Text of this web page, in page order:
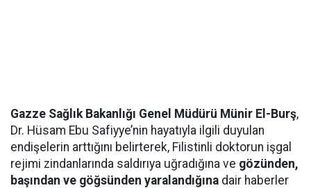
Gazze Sağlık Bakanlığı Genel Müdürü Münir El-Burş,
Dr. Hüsam Ebu Safiyye’nin hayatıyla ilgili duyulan
endişelerin arttığını belirterek, Filistinli doktorun işgal
rejimi zindanlarında saldırıya uğradığına ve gözünden,
başından ve göğsünden yaralandığına dair haberler